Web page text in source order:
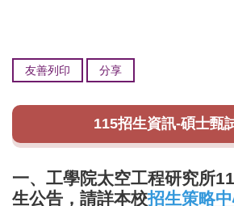
友善列印 分享
115招生資訊-碩士甄
一、工學院太空工程研究所
生公告，請詳本校招生策略